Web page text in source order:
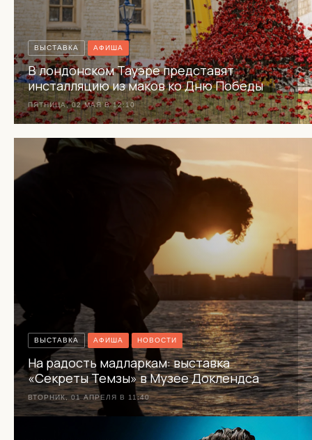
ВЫСТАВКА АФИША
В лондонском Тауэре представят
инсталляцию из маков ко Дню Победы
ПЯТНИЦА, 02 МАЯ В 12:10
ВЫСТАВКА АФИША НОВОСТИ
На радость мадларкам: выставка
«Секреты Темзы» в Музее Доклендса
ВТОРНИК, 01 АПРЕЛЯ В 11:40